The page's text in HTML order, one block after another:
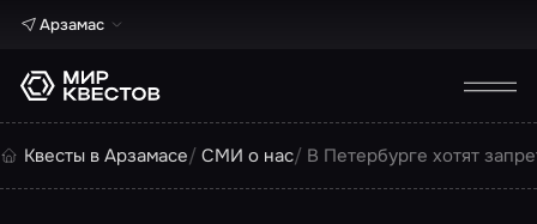
Арзамас
Квесты в Арзамасе СМИ о нас В Петербурге хотят